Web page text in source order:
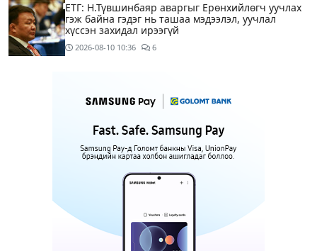
ЕТГ: Н.Түвшинбаяр аваргыг Ерөнхийлөгч уучлах
гэж байна гэдэг нь ташаа мэдээлэл, уучлал
хүссэн захидал ирээгүй
2026-08-10 10:36 6
хязгаарлалтаар хөдөлгөөнд оролцоно
Нийслэлийн цэцэрлэгийн цахим бүртгэл эхэллээ
09:20 1
Хүүхдээ цэцэрлэгт бүртгүүлэхдээ юуг анхаарах вэ